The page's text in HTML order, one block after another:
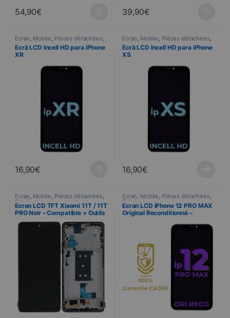
54,90€ 39,90€
Ecran Mobile Pièces détachées
Telefonia
Ecrã LCD Incell HD para iPhone
XR
16,90€
Ecran Mobile Pièces détachées
Telefonia
Ecrã LCD Incell HD para iPhone
XS
16,90€
Ecran, Mobile, Pièces détachées,
Telefonia
Ecran LCD TFT Xiaomi 11T / 11T
PRO Noir – Compatible + Outils
Ecran, Mobile, Pièces détachées,
Telefonia
Ecran LCD iPhone 12 PRO MAX
Original Reconditionné –